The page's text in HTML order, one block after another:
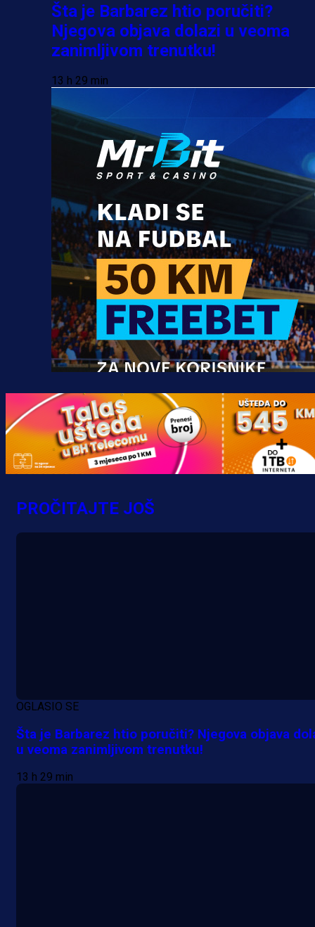
Šta je Barbarez htio poručiti?
Njegova objava dolazi u veoma
zanimljivom trenutku!
13 h 29 min
Promo vijesti
MrBit: Isprati kvalifikacije za
evropska takmičenja i preuzmi
bonus dobrodošlice!
PROČITAJTE JOŠ
OGLASIO SE
Šta je Barbarez htio poručiti? Njegova objava
u veoma zanimljivom trenutku!
13 h 29 min